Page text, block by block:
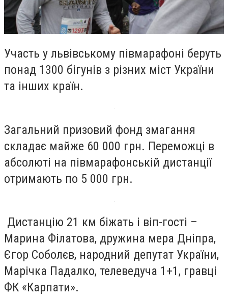
Участь у львівському півмарафоні беруть
понад 1300 бігунів з різних міст України
та інших країн.
Загальний призовий фонд змагання
складає майже 60 000 грн. Переможці в
абсолюті на півмарафонській дистанції
отримають по 5 000 грн.
Дистанцію 21 км біжать і віп-гості –
Марина Філатова, дружина мера Дніпра,
Єгор Соболєв, народний депутат України,
Марічка Падалко, телеведуча 1+1, гравці
ФК «Карпати».